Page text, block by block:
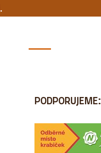
.
PODPORUJEME: